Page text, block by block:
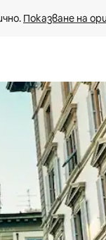
Показване на